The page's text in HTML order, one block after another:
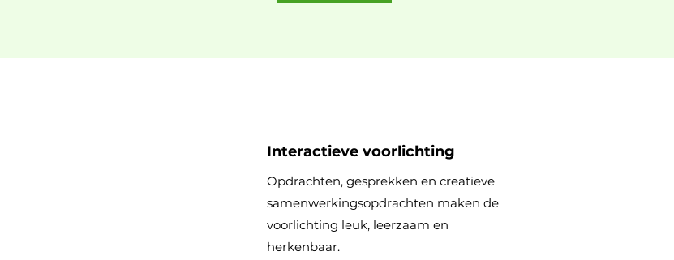
Interactieve voorlichting
Opdrachten, gesprekken en creatieve
samenwerkingsopdrachten maken de
voorlichting leuk, leerzaam en
herkenbaar.